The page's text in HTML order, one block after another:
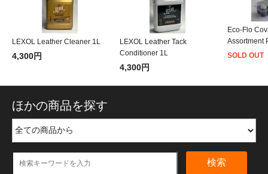
LEXOL Leather Cleaner 1L
4,300円
LEXOL Leather Tack
Conditioner 1L
4,300円
Eco-Flo
Assortment
SOLD OUT
ほかの商品を探す
検索